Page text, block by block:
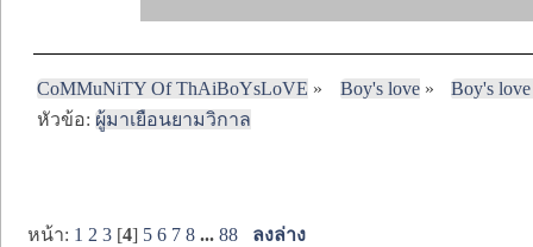
CoMMuNiTY Of ThAiBoYsLoVE » Boy's love»
Boy's
หัวข้อ: ผู้มาเยือนยามวิกาล
หน้า: 1 2 3 [4] 5 6 7 8 ...88 ลงล่าง